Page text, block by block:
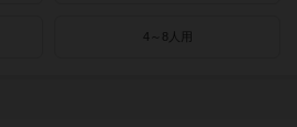
4～8人用